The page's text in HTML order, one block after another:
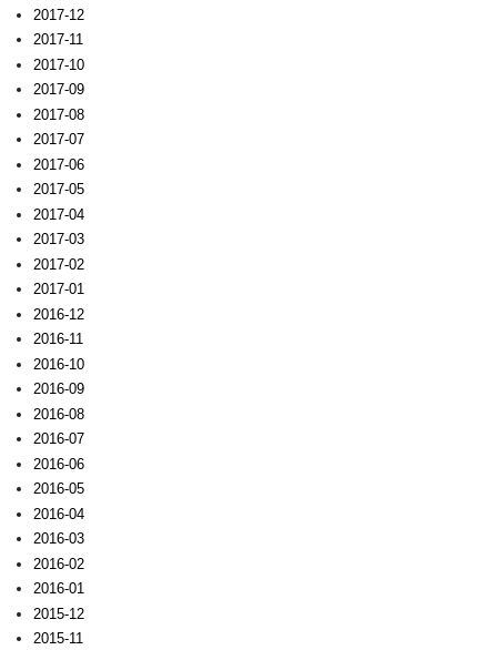
2017-12
2017-11
2017-10
2017-09
2017-08
2017-07
2017-06
2017-05
2017-04
2017-03
2017-02
2017-01
2016-12
2016-11
2016-10
2016-09
2016-08
2016-07
2016-06
2016-05
2016-04
2016-03
2016-02
2016-01
2015-12
2015-11